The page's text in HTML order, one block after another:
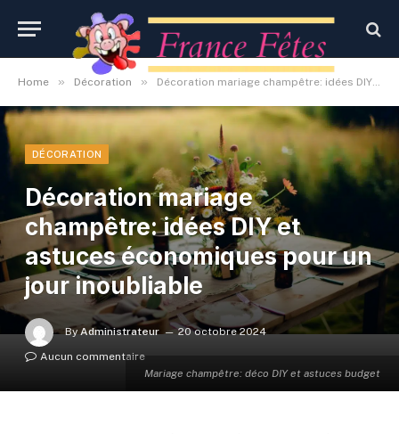
Home » Décoration » Décoration mariage champêtre: idées DIY et astuces économiques pour un jour inoubliable
Mariage champêtre: déco DIY et astuces budget
DÉCORATION
Décoration mariage
champêtre: idées DIY et
astuces économiques pour un
jour inoubliable
By Administrateur
20 octobre 2024
Aucun commentaire